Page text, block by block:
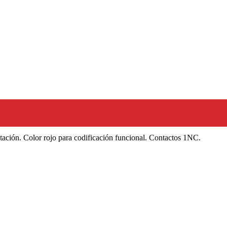
Color rojo para codificación funcional. Contactos 1NC.